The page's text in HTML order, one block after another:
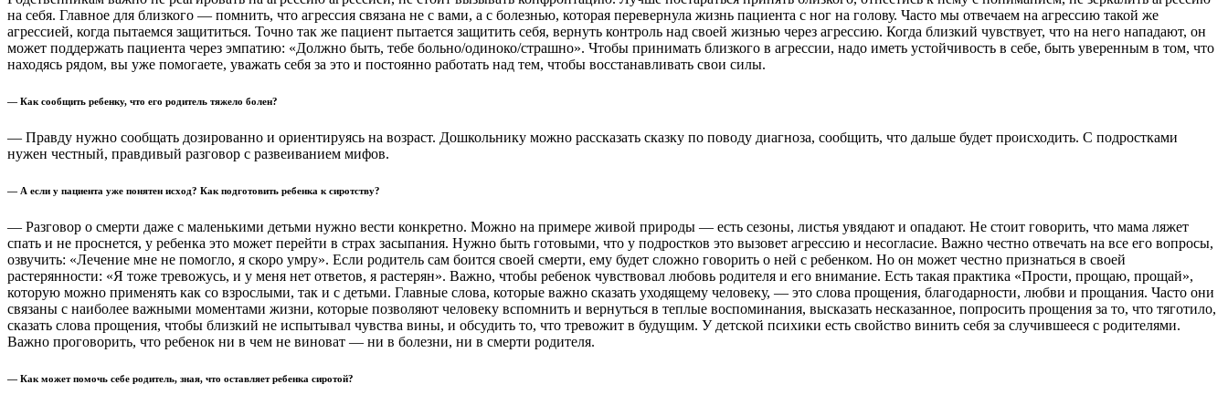
на себя. Главное для близкого — помнить, что агрессия связана не с вами, а с болезнью, которая перевернула жизнь пациента с ног на голову. Часто мы отвечаем на агрессию такой же
агрессией, когда пытаемся защититься. Точно так же пациент пытается защитить себя, вернуть контроль над своей жизнью через агрессию. Когда близкий чувствует, что на него нападают, он
может поддержать пациента через эмпатию: «Должно быть, тебе больно/одиноко/страшно». Чтобы принимать близкого в агрессии, надо иметь устойчивость в себе, быть уверенным в том, что
находясь рядом, вы уже помогаете, уважать себя за это и постоянно работать над тем, чтобы восстанавливать свои силы.
— Как сообщить ребенку, что его родитель тяжело болен?
— Правду нужно сообщать дозированно и ориентируясь на возраст. Дошкольнику можно рассказать сказку по поводу диагноза, сообщить, что дальше будет происходить. С подростками
нужен честный, правдивый разговор с развеиванием мифов.
— А если у пациента уже понятен исход? Как подготовить ребенка к сиротству?
— Разговор о смерти даже с маленькими детьми нужно вести конкретно. Можно на примере живой природы — есть сезоны, листья увядают и опадают. Не стоит говорить, что мама ляжет
спать и не проснется, у ребенка это может перейти в страх засыпания. Нужно быть готовыми, что у подростков это вызовет агрессию и несогласие. Важно честно отвечать на все его вопросы,
озвучить: «Лечение мне не помогло, я скоро умру». Если родитель сам боится своей смерти, ему будет сложно говорить о ней с ребенком. Но он может честно признаться в своей
растерянности: «Я тоже тревожусь, и у меня нет ответов, я растерян». Важно, чтобы ребенок чувствовал любовь родителя и его внимание. Есть такая практика «Прости, прощаю, прощай»,
которую можно применять как со взрослыми, так и с детьми. Главные слова, которые важно сказать уходящему человеку, — это слова прощения, благодарности, любви и прощания. Часто они
связаны с наиболее важными моментами жизни, которые позволяют человеку вспомнить и вернуться в теплые воспоминания, высказать несказанное, попросить прощения за то, что тяготило,
сказать слова прощения, чтобы близкий не испытывал чувства вины, и обсудить то, что тревожит в будущим. У детской психики есть свойство винить себя за случившееся с родителями.
Важно проговорить, что ребенок ни в чем не виноват — ни в болезни, ни в смерти родителя.
— Как может помочь себе родитель, зная, что оставляет ребенка сиротой?